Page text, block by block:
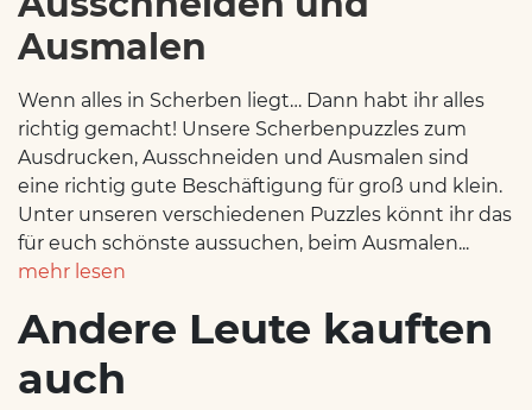
Ausmalen
Wenn alles in Scherben liegt… Dann habt ihr alles
richtig gemacht! Unsere Scherbenpuzzles zum
Ausdrucken, Ausschneiden und Ausmalen sind
eine richtig gute Beschäftigung für groß und klein.
Unter unseren verschiedenen Puzzles könnt ihr das
für euch schönste aussuchen, beim Ausmalen...
mehr lesen
Andere Leute kauften
auch